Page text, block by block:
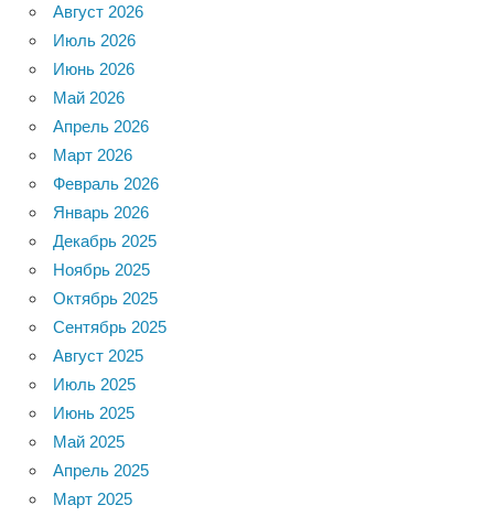
Август 2026
Июль 2026
Июнь 2026
Май 2026
Апрель 2026
Март 2026
Февраль 2026
Январь 2026
Декабрь 2025
Ноябрь 2025
Октябрь 2025
Сентябрь 2025
Август 2025
Июль 2025
Июнь 2025
Май 2025
Апрель 2025
Март 2025